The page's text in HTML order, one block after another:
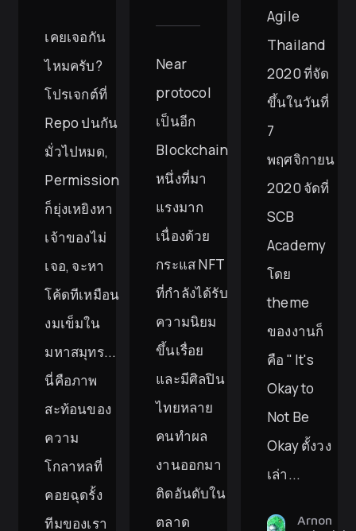
เคยเจอกัน
ไหมครับ?
โปรเจกต์ที่
Repo ปนกัน
มั่วไปหมด,
Permission
ก็ยุ่งเหยิงหา
เจ้าของไม่
เจอ, จะหา
โค้ดทีเหมือน
งมเข็มใน
มหาสมุทร...
นี่คือภาพ
สะท้อนของ
ความ
โกลาหลที่
คอยฉุดรั้ง
ทีมของเรา
Near
protocol
เป็นอีก
Blockchain
หนึ่งที่มา
แรงมาก
เนื่องด้วย
กระแส NFT
ที่กำลังได้รับ
ความนิยม
ขึ้นเรื่อย
และมีศิลปิน
ไทยหลาย
คนทำผล
งานออกมา
ติดอันดับใน
ตลาด
Agile
Thailand
2020 ที่จัด
ขึ้นในวันที่
7
พฤศจิกายน
2020 จัดที่
SCB
Academy
โดย
theme
ของงานก็
คือ " It's
Okay to
Not Be
Okay ตั้งวง
เล่า...
Arnon